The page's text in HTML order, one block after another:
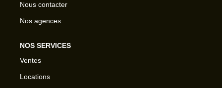
Nous contacter
Nos agences
NOS SERVICES
Ventes
Locations